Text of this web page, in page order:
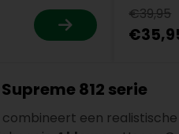
€39,95
812 serie
combineert een